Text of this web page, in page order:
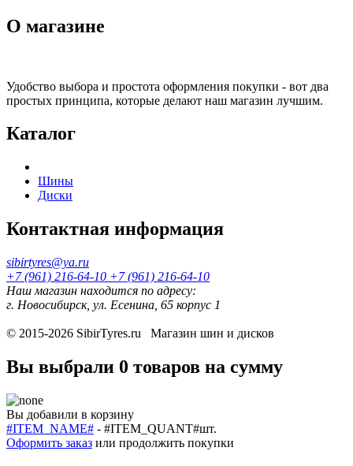
О магазине
Удобство выбора и простота оформления покупки - вот два
простых принципа, которые делают наш магазин лучшим.
Каталог
Шины
Диски
Контактная информация
sibirtyres@ya.ru
+7 (961) 216-64-10 +7 (961) 216-64-10
Наш магазин находится по адресу:
г. Новосибирск, ул. Есенина, 65 корпус 1
© 2015-2026 SibirTyres.ru Магазин шин и дисков
Вы выбрали 0 товаров на сумму
Вы добавили в корзину
#ITEM_NAME# - #ITEM_QUANT#шт.
Оформить заказ или продолжить покупки